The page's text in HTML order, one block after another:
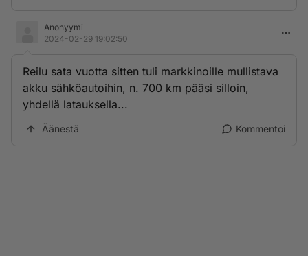
Anonyymi
2024-02-29 19:02:50
Reilu sata vuotta sitten tuli markkinoille mullistava
akku sähköautoihin, n. 700 km pääsi silloin,
yhdellä latauksella...
Äänestä Kommentoi